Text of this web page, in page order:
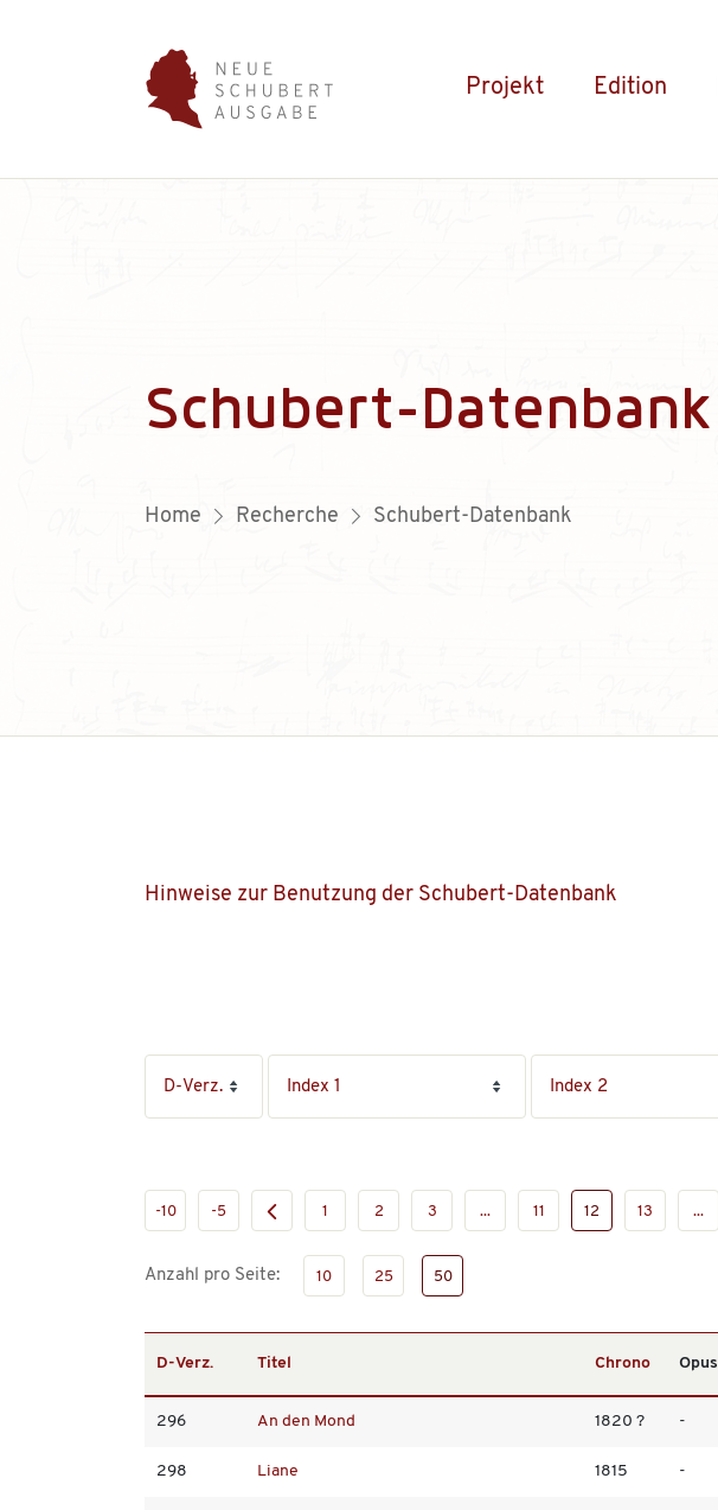
Projekt Edition
Schubert-Datenbank
Home Recherche Schubert-Datenbank
Hinweise zur Benutzung der Schubert-Datenbank
-10 -5 1 2 3 ... 11 12 13 ...
Anzahl pro Seite: 10 25 50
D-Verz. Titel Chrono Opus
296 An den Mond 1820 ? -
298 Liane 1815 -